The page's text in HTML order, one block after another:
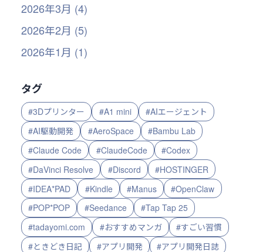
2026年3月 (4)
2026年2月 (5)
2026年1月 (1)
タグ
#3Dプリンター #A1 mini
#AIエージェント
#AI駆動開発
#AeroSpace
#Bambu Lab
#Claude Code
#ClaudeCode
#Codex
#DaVinci Resolve
#Discord
#HOSTINGER
#IDEA*PAD
#Kindle #Manus
#OpenClaw
#POP*POP
#Seedance
#Tap Tap 25
#tadayomi.com
#おすすめマンガ
#すごい習慣
#ときどき日記
#アプリ開発
#アプリ開発日誌